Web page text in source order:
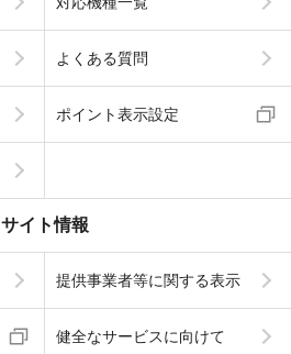
よくある質問
ポイント表示設定
サイト情報
提供事業者等に関する表示
健全なサービスに向けて